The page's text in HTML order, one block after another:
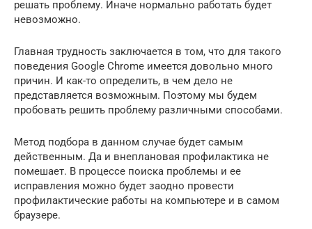
решать проблему. Иначе нормально работать будет
невозможно.
Главная трудность заключается в том, что для такого
поведения Google Chrome имеется довольно много
причин. И как-то определить, в чем дело не
представляется возможным. Поэтому мы будем
пробовать решить проблему различными способами.
Метод подбора в данном случае будет самым
действенным. Да и внеплановая профилактика не
помешает. В процессе поиска проблемы и ее
исправления можно будет заодно провести
профилактические работы на компьютере и в самом
браузере.